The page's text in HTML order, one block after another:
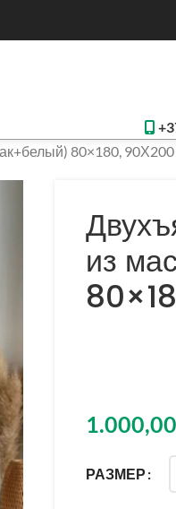
80×180,
из
1.000,00
РАЗМЕР